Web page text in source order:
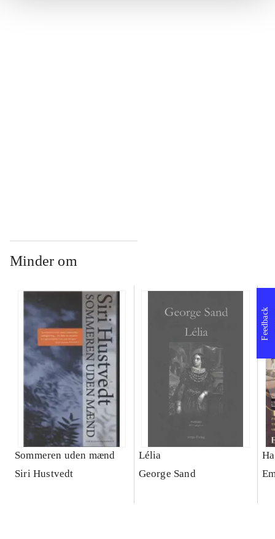
Minder om
Sommeren uden mænd
Siri Hustvedt
Lélia
George Sand
Feedback